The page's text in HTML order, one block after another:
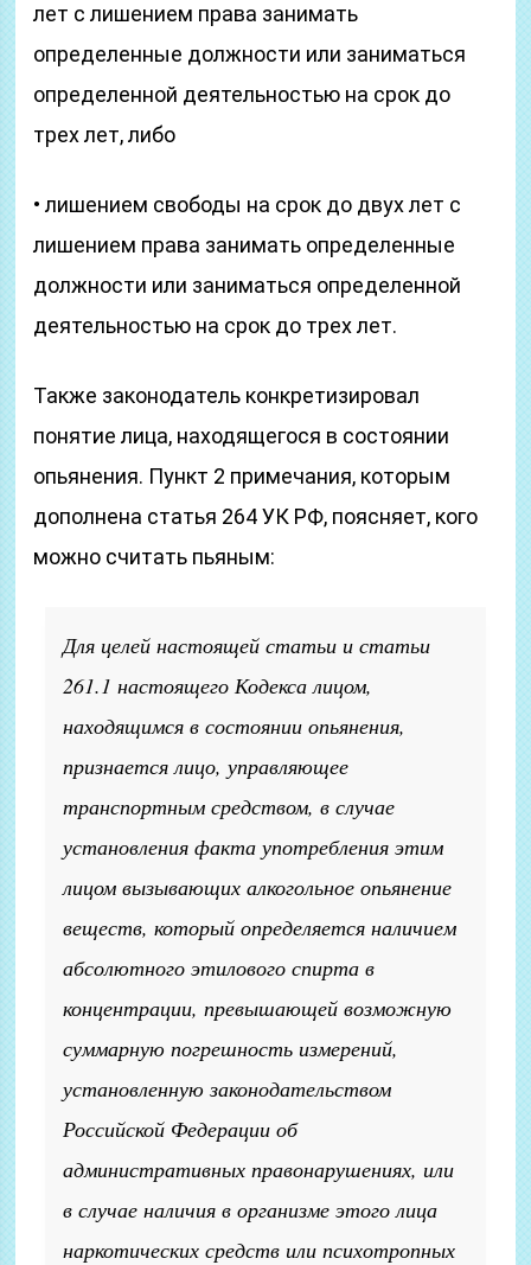
лет с лишением права занимать
определенные должности или заниматься
определенной деятельностью на срок до
трех лет, либо
• лишением свободы на срок до двух лет с
лишением права занимать определенные
должности или заниматься определенной
деятельностью на срок до трех лет.
Также законодатель конкретизировал
понятие лица, находящегося в состоянии
опьянения. Пункт 2 примечания, которым
дополнена статья 264 УК РФ, поясняет, кого
можно считать пьяным:
Для целей настоящей статьи и статьи
261.1 настоящего Кодекса лицом,
находящимся в состоянии опьянения,
признается лицо, управляющее
транспортным средством, в случае
установления факта употребления этим
лицом вызывающих алкогольное опьянение
веществ, который определяется наличием
абсолютного этилового спирта в
концентрации, превышающей возможную
суммарную погрешность измерений,
установленную законодательством
Российской Федерации об
административных правонарушениях, или
в случае наличия в организме этого лица
наркотических средств или психотропных